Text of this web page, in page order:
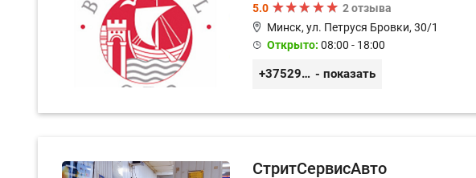
5.0
2 отзыва
Минск, ул. Петруся Бровки, 30/1
Открыто: 08:00 - 18:00
+375291125312 - показать
СтритСервисАвто